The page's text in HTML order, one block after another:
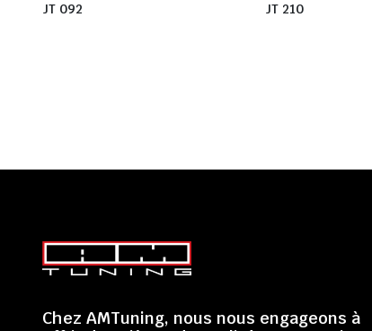
JT 092 JT 210
Chez AMTuning, nous nous engageons à